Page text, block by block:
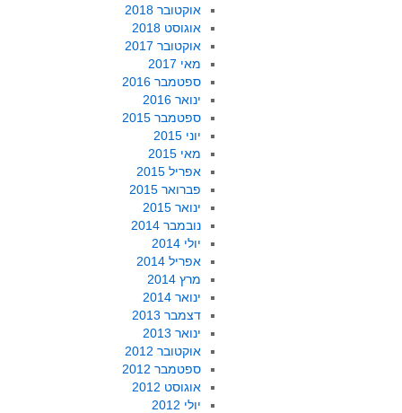
אוקטובר 2018
אוגוסט 2018
אוקטובר 2017
מאי 2017
ספטמבר 2016
ינואר 2016
ספטמבר 2015
יוני 2015
מאי 2015
אפריל 2015
פברואר 2015
ינואר 2015
נובמבר 2014
יולי 2014
אפריל 2014
מרץ 2014
ינואר 2014
דצמבר 2013
ינואר 2013
אוקטובר 2012
ספטמבר 2012
אוגוסט 2012
יולי 2012